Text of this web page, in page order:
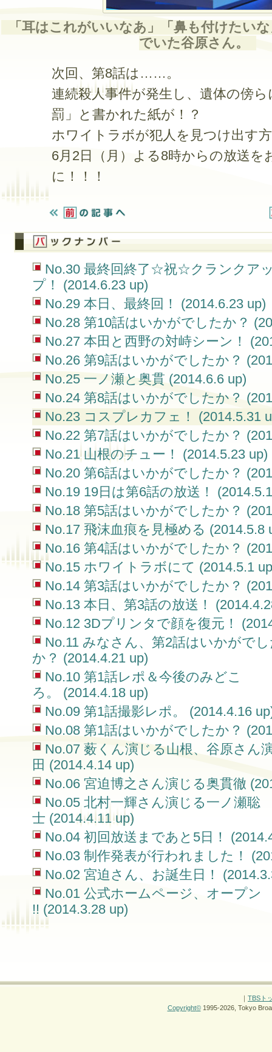
「耳はこれがいいなあ」「鼻も付けたい
でいた谷原さん。
次回、第8話は……。
連続殺人事件が発生し、遺体の傍
罰」と書かれた紙が！？
ホワイトラボが犯人を見つけ出す
6月2日（月）よる8時からの放送を
に！！！
No.30 最終回終了☆祝☆クランクア
プ！ (2014.6.23 up)
No.29 本日、最終回！ (2014.6.23 up)
No.28 第10話はいかがでしたか？
No.27 本田と西野の対峙シーン！
No.26 第9話はいかがでしたか？
No.25 一ノ瀬と奥貫 (2014.6.6 up)
No.24 第8話はいかがでしたか？
No.23 コスプレカフェ！ (2014.5.31
No.22 第7話はいかがでしたか？
No.21 山根のチュー！ (2014.5.23 up)
No.20 第6話はいかがでしたか？
No.19 19日は第6話の放送！
No.18 第5話はいかがでしたか？
No.17 飛沫血痕を見極める (2014.5.8
No.16 第4話はいかがでしたか？
No.15 ホワイトラボにて (2014.5.1
No.14 第3話はいかがでしたか？
No.13 本日、第3話の放送！
No.12 3Dプリンタで顔を復元！
No.11 みなさん、第2話はいかがで
か？ (2014.4.21 up)
No.10 第1話レポ＆今後のみどこ
ろ。 (2014.4.18 up)
No.09 第1話撮影レポ。 (2014.4.16
No.08 第1話はいかがでしたか？
No.07 薮くん演じる山根、谷原さん
田 (2014.4.14 up)
No.06 宮迫博之さん演じる奥貫徹
No.05 北村一輝さん演じる一ノ瀬聡
士 (2014.4.11 up)
No.04 初回放送まであと5日！
No.03 制作発表が行われました！
No.02 宮迫さん、お誕生日！
No.01 公式ホームページ、オープン
!! (2014.3.28 up)
｜ TBSト
Copyright© 1995-2026, Tokyo